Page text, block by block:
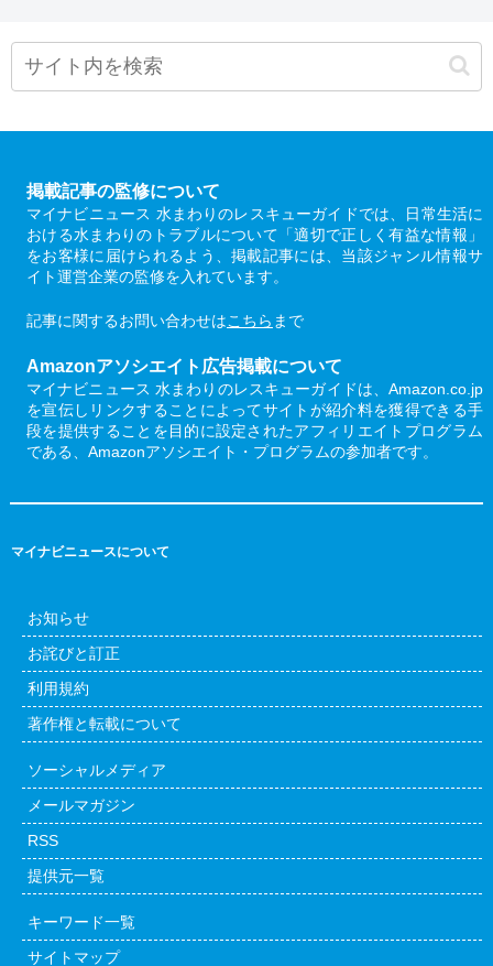
掲載記事の監修について
マイナビニュース 水まわりのレスキューガイドでは、日常生活に
おける水まわりのトラブルについて「適切で正しく有益な情報」
をお客様に届けられるよう、掲載記事には、当該ジャンル情報サ
イト運営企業の監修を入れています。
記事に関するお問い合わせはこちら まで
Amazonアソシエイト広告掲載について
マイナビニュース 水まわりのレスキューガイドは、Amazon.co.jp
を宣伝しリンクすることによってサイトが紹介料を獲得できる手
段を提供することを目的に設定されたアフィリエイトプログラム
である、Amazonアソシエイト・プログラムの参加者です。
マイナビニュースについて
お知らせ
お詫びと訂正
利用規約
著作権と転載について
ソーシャルメディア
メールマガジン
RSS
提供元一覧
キーワード一覧
サイトマップ